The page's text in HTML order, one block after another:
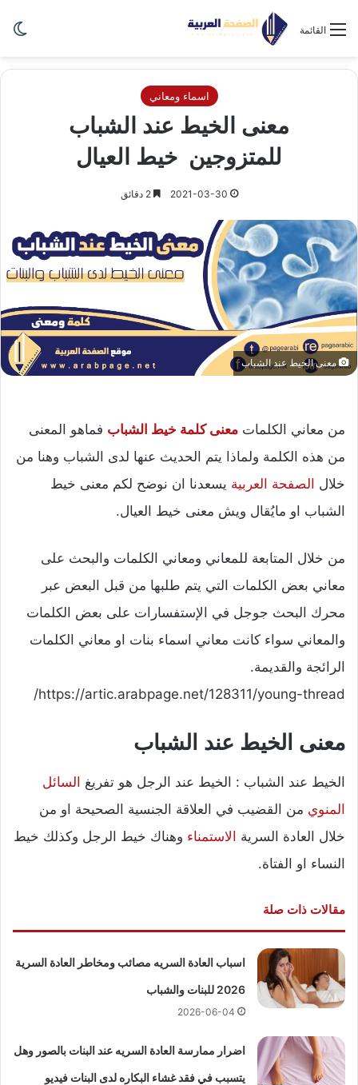
القائمة
اسماء ومعاني
معنى الخيط عند الشباب
للمتزوجين خيط العيال
2021-03-30 2 دقائق
معنى الخيط عند الشباب
من معاني الكلمات معنى كلمة خيط الشباب فماهو المعنى
من هذه الكلمة ولماذا يتم الحديث عنها لدى الشباب وهنا من
خلال الصفحة العربية يسعدنا ان نوضح لكم معنى خيط
الشباب او مايُقال ويش معنى خيط العيال.
من خلال المتابعة للمعاني ومعاني الكلمات والبحث على
معاني بعض الكلمات التي يتم طلبها من قبل البعض عبر
محرك البحث جوجل في الإستفسارات على بعض الكلمات
والمعاني سواء كانت معاني اسماء بنات او معاني الكلمات
الرائجة والقديمة.
https://artic.arabpage.net/128311/young-thread/
معنى الخيط عند الشباب
الخيط عند الشباب : الخيط عند الرجل هو تفريغ السائل
المنوي من القضيب في العلاقة الجنسية الصحيحة او من
خلال العادة السرية الاستمناء وهناك خيط الرجل وكذلك خيط
النساء او الفتاة.
مقالات ذات صلة
اسباب العادة السريه مصائب ومخاطر العادة السرية
2026 للبنات والشباب
2026-06-04
اضرار ممارسة العادة السريه عند البنات بالصور وهل
يتسبب في فقد غشاء البكاره لدى البنات فيديو